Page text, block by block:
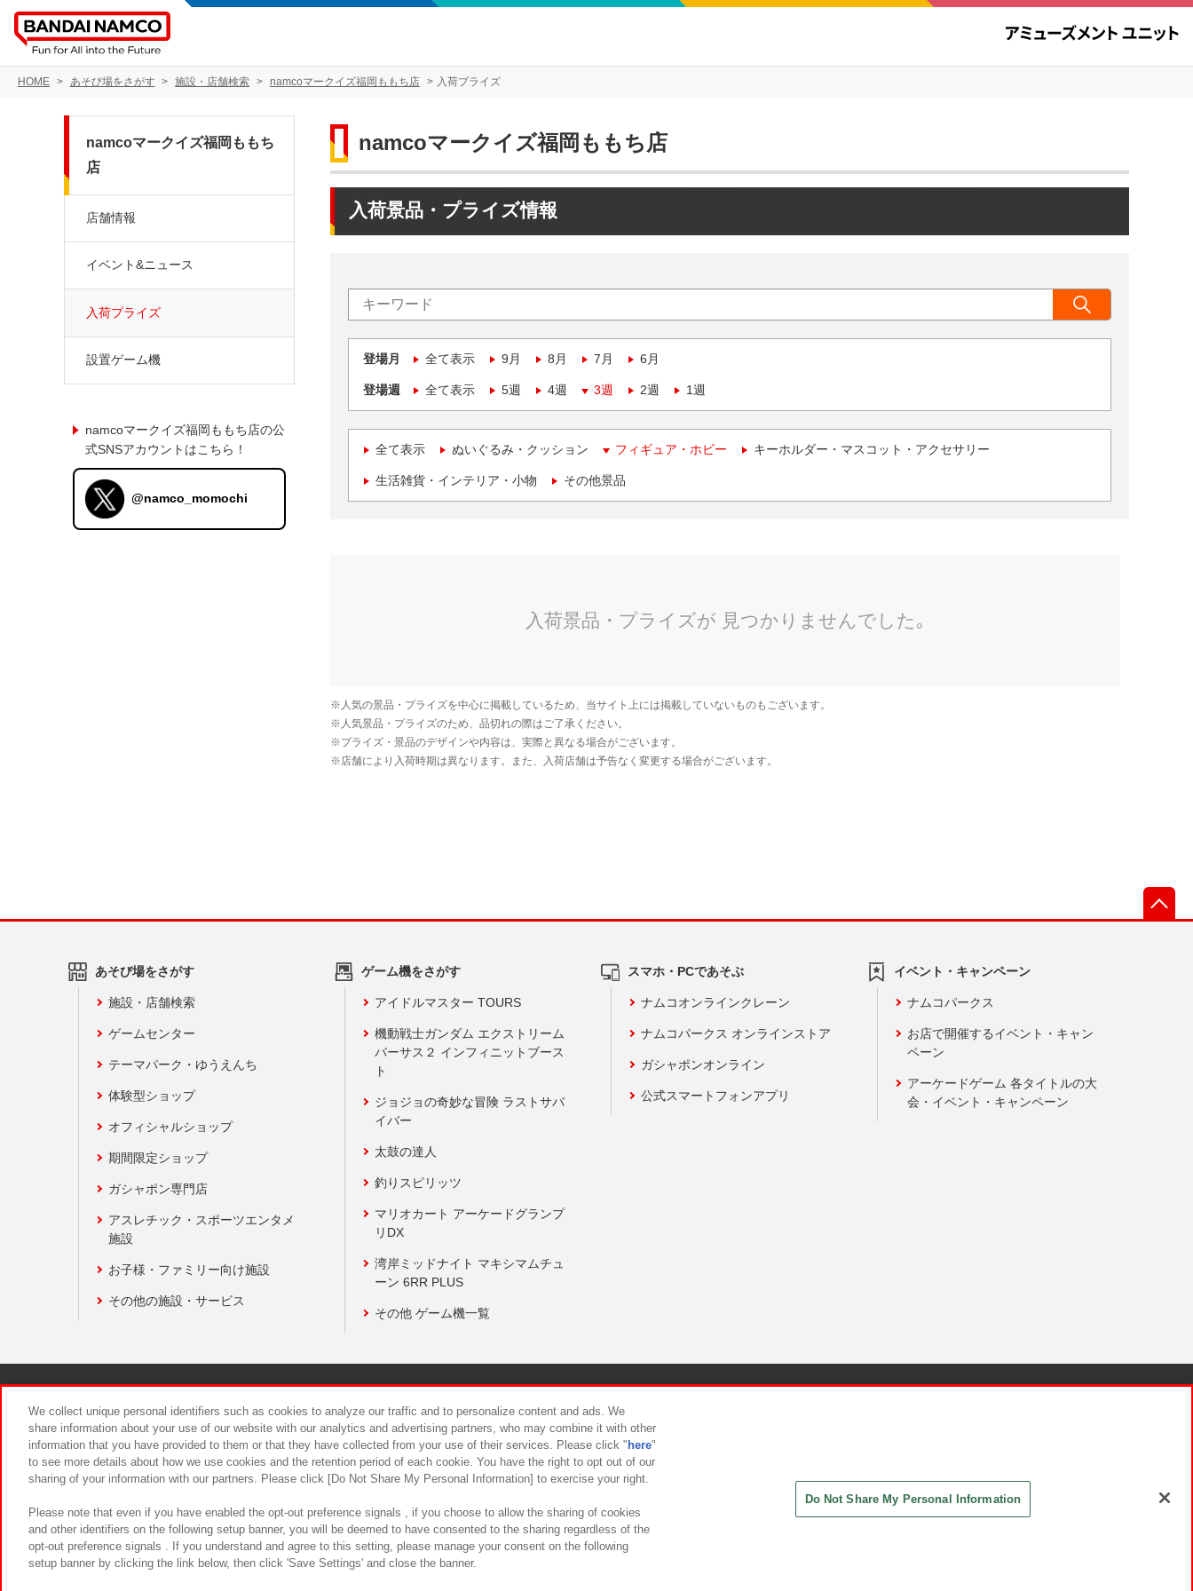
HOME あそび場をさがす 施設・店舗検索 namcoマークイズ福岡ももち店 入荷プライズ
namcoマークイズ福岡ももち店
入荷景品・プライズ情報
登場月 全て表示 9月 8月 7月 6月
登場週 全て表示 5週 4週 3週 2週 1週
全て表示 ぬいぐるみ・クッション フィギュア・ホビー キーホルダー・マスコット・アクセサリー
生活雑貨・インテリア・小物 その他景品
namcoマークイズ福岡ももち
店
店舗情報
イベント&ニュース
入荷プライズ
設置ゲーム機
namcoマークイズ福岡ももち店の公
式SNSアカウントはこちら！
@namco_momochi
あそび場をさがす
施設・店舗検索
ゲームセンター
テーマパーク・ゆうえんち
体験型ショップ
オフィシャルショップ
期間限定ショップ
ガシャポン専門店
アスレチック・スポーツエンタメ
施設
お子様・ファミリー向け施設
その他の施設・サービス
ゲーム機をさがす
アイドルマスター TOURS
機動戦士ガンダム エクストリーム
バーサス２ インフィニットブース
ト
ジョジョの奇妙な冒険 ラストサバ
イバー
太鼓の達人
釣りスピリッツ
マリオカート アーケードグランプ
リDX
湾岸ミッドナイト マキシマムチュ
ーン 6RR PLUS
その他 ゲーム機一覧
スマホ・PCであそぶ
ナムコオンラインクレーン
ナムコパークス オンラインストア
ガシャポンオンライン
公式スマートフォンアプリ
イベント・キャンペーン
ナムコパークス
お店で開催するイベント・キャン
ペーン
アーケードゲーム 各タイトルの大
会・イベント・キャンペーン
食品のご提供について カスタマーハラスメント対応方針
We collect unique personal identifiers such as cookies to analyze our traffic and to personalize content and ads. We
share information about your use of our website with our analytics and advertising partners, who may combine it with other
information that you have provided to them or that they have collected from your use of their services. Please click " here"
to see more details about how we use cookies and the retention period of each cookie. You have the right to opt out of our
sharing of your information with our partners. Please click [Do Not Share My Personal Information] to exercise your right.
Please note that even if you have enabled the opt-out preference signals , if you choose to allow the sharing of cookies
and other identifiers on the following setup banner, you will be deemed to have consented to the sharing regardless of the
opt-out preference signals . If you understand and agree to this setting, please manage your consent on the following
setup banner by clicking the link below, then click 'Save Settings' and close the banner.
Do Not Share My Personal Information